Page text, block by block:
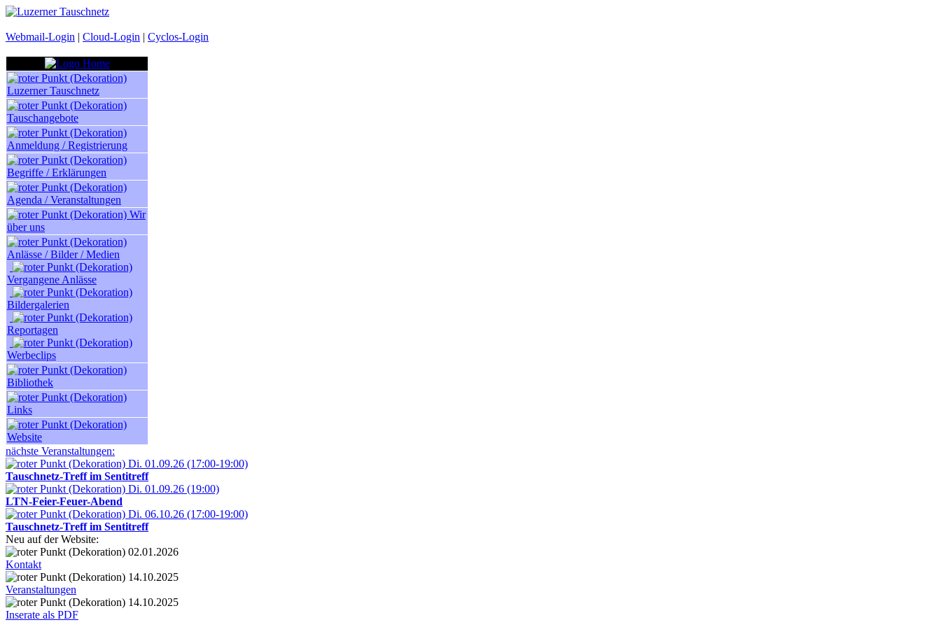
Webmail-Login | Cloud-Login | Cyclos-Login
Luzerner Tauschnetz
Tauschangebote
Anmeldung / Registrierung
Begriffe / Erklärungen
Agenda / Veranstaltungen
Wir
über uns
Anlässe / Bilder / Medien
Vergangene Anlässe
Bildergalerien
Reportagen
Werbeclips
Bibliothek
Links
Website
nächste Veranstaltungen:
Di. 01.09.26 (17:00-19:00)
Tauschnetz-Treff im Sentitreff
Di. 01.09.26 (19:00)
LTN-Feier-Feuer-Abend
Di. 06.10.26 (17:00-19:00)
Tauschnetz-Treff im Sentitreff
Neu auf der Website:
02.01.2026
Kontakt
14.10.2025
Veranstaltungen
14.10.2025
Inserate als PDF